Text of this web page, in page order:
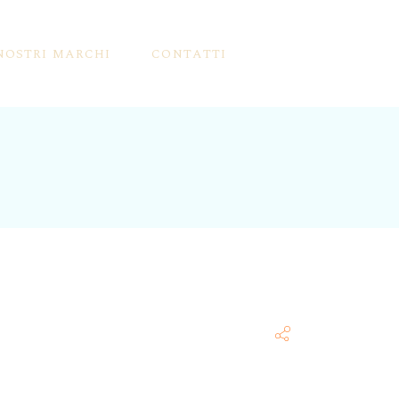
MARCHI CONTATTI